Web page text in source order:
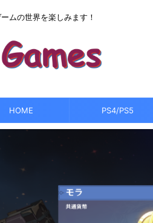
ムの世界を楽しみます！
HOME PS4/PS5